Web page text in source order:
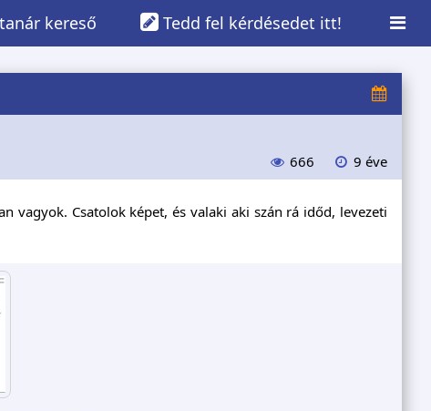
Tedd fel kérdésedet itt!
kereső
666 9 éve
vagyok. Csatolok képet, és valaki aki szán rá időd, levezeti